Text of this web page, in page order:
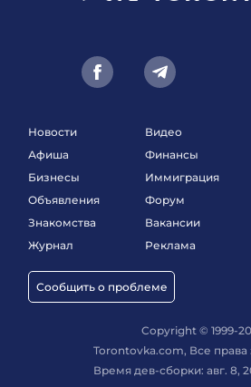
Новости
Афиша
Бизнесы
Объявления
Знакомства
Журнал
Сообщить о проблеме
Видео
Финансы
Иммиграция
Форум
Вакансии
Реклама
Copyright © 1999-
Torontovka.com, Все
Время дев-сборки: авг. 8,